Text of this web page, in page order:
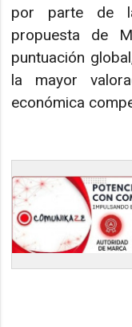
por parte de
propuesta de
puntuación
la mayor
económica